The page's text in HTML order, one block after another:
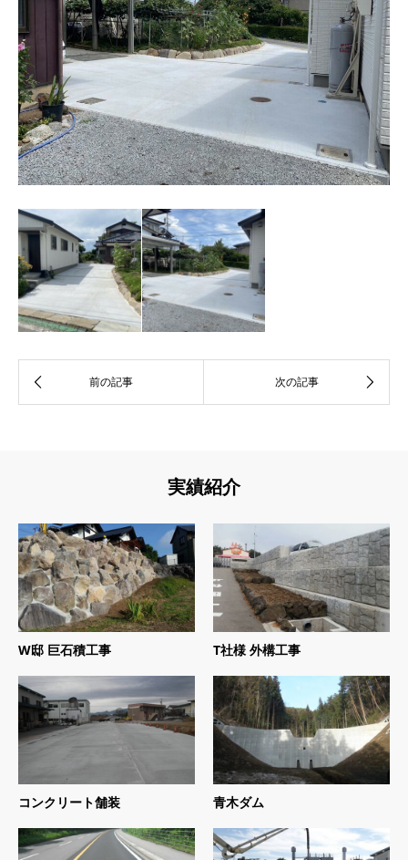
実績紹介
W邸 巨石積工事 T社様 外構工事
コンクリート舗装 青木ダム